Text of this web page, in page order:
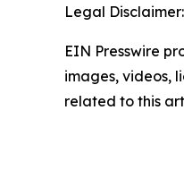
Legal Disclaimer:
EIN Presswire
images, videos,
related to this